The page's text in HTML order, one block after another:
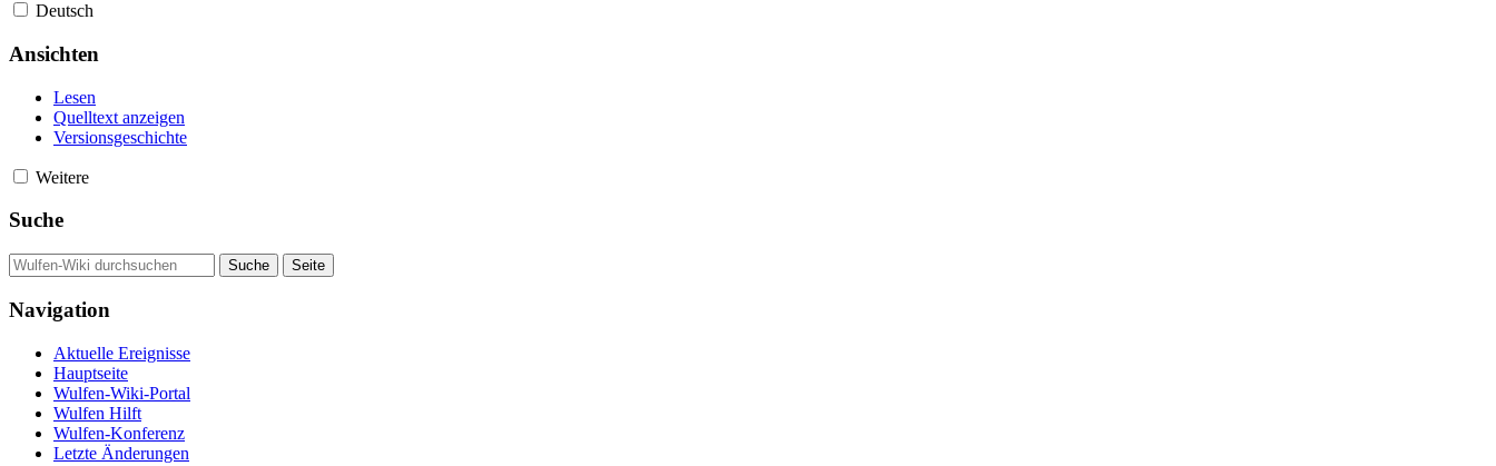
Deutsch
Ansichten
Lesen
Quelltext anzeigen
Versionsgeschichte
Weitere
Suche
Navigation
Aktuelle Ereignisse
Hauptseite
Wulfen-Wiki-Portal
Wulfen Hilft
Wulfen-Konferenz
Letzte Änderungen